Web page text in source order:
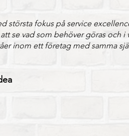
största fokus på service
se vad som behöver göras och i
inom ett företag med samma